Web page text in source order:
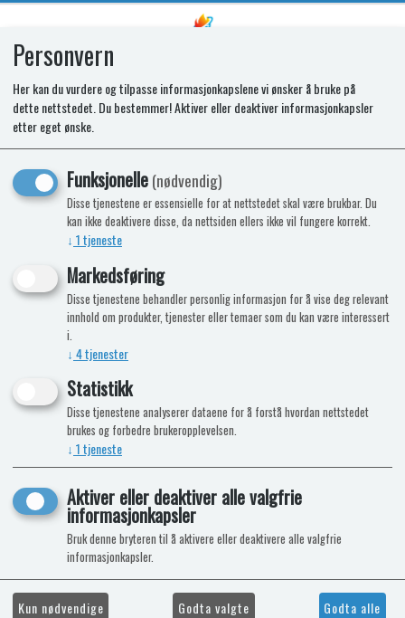
Påfyllingsventil 80 % for gasstank
med 90° albue Ø=200 cm
Personvern
Her kan du vurdere og tilpasse informasjonkapslene vi ønsker å bruke på
dette nettstedet. Du bestemmer! Aktiver eller deaktiver informasjonkapsler
etter eget ønske.
Funksjonelle(nødvendig)
Disse tjenestene er essensielle for at nettstedet skal være brukbar. Du
kan ikke deaktivere disse, da nettsiden ellers ikke vil fungere korrekt.
↓ 1tjeneste
Markedsføring
Disse tjenestene behandler personlig informasjon for å vise deg relevant
innhold om produkter, tjenester eller temaer som du kan være interessert
i.
↓ 4tjenester
Statistikk
Disse tjenestene analyserer dataene for å forstå hvordan nettstedet
brukes og forbedre brukeropplevelsen.
↓ 1tjeneste
Aktiver eller deaktiver alle valgfrie
informasjonkapsler
Bruk denne bryteren til å aktivere eller deaktivere alle valgfrie
informasjonkapsler.
Kun nødvendige Godta valgte Godta alle